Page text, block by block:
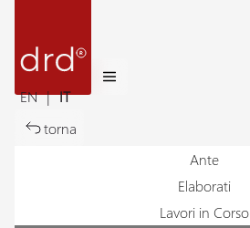
EN | IT
torna
Ante
Elaborati
Lavori in Corso